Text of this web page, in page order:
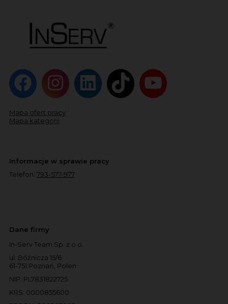
Mapa ofert pracy
Mapa kategorii
Informacje w sprawie pracy
Telefon: 793-577-977
Dane firmy
In-Serv Team Sp. z o.o.
ul. Bóżnicza 15/6
61-751 Poznań, Polen
NIP: PL7831822725
KRS: 0000855600